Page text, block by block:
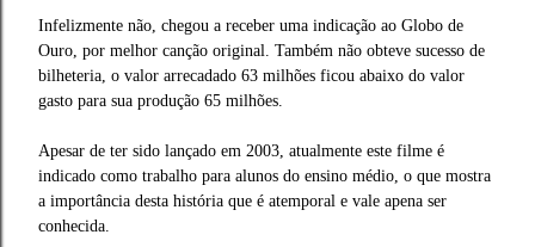
Infelizmente não, chegou a receber uma indicação ao Globo de
Ouro, por melhor canção original. Também não obteve sucesso de
bilheteria, o valor arrecadado 63 milhões ficou abaixo do valor
gasto para sua produção 65 milhões.
Apesar de ter sido lançado em 2003, atualmente este filme é
indicado como trabalho para alunos do ensino médio, o que mostra
a importância desta história que é atemporal e vale apena ser
conhecida.